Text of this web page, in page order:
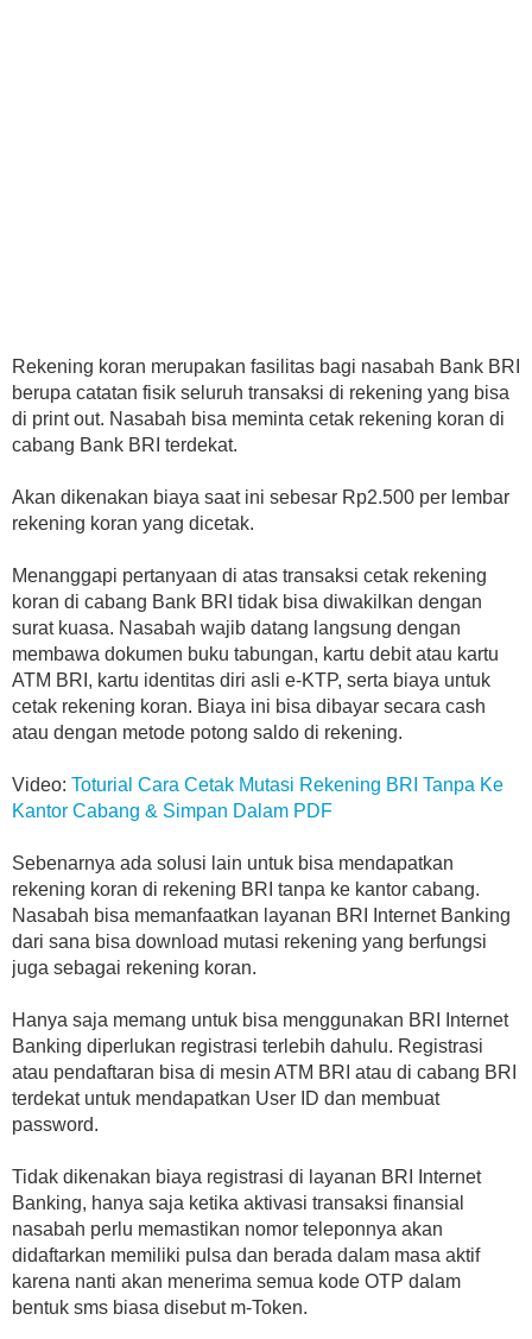
Rekening koran merupakan fasilitas bagi nasabah Bank BRI
berupa catatan fisik seluruh transaksi di rekening yang bisa
di print out. Nasabah bisa meminta cetak rekening koran di
cabang Bank BRI terdekat.
Akan dikenakan biaya saat ini sebesar Rp2.500 per lembar
rekening koran yang dicetak.
Menanggapi pertanyaan di atas transaksi cetak rekening
koran di cabang Bank BRI tidak bisa diwakilkan dengan
surat kuasa. Nasabah wajib datang langsung dengan
membawa dokumen buku tabungan, kartu debit atau kartu
ATM BRI, kartu identitas diri asli e-KTP, serta biaya untuk
cetak rekening koran. Biaya ini bisa dibayar secara cash
atau dengan metode potong saldo di rekening.
Video: Toturial Cara Cetak Mutasi Rekening BRI Tanpa Ke
Kantor Cabang & Simpan Dalam PDF
Sebenarnya ada solusi lain untuk bisa mendapatkan
rekening koran di rekening BRI tanpa ke kantor cabang.
Nasabah bisa memanfaatkan layanan BRI Internet Banking
dari sana bisa download mutasi rekening yang berfungsi
juga sebagai rekening koran.
Hanya saja memang untuk bisa menggunakan BRI Internet
Banking diperlukan registrasi terlebih dahulu. Registrasi
atau pendaftaran bisa di mesin ATM BRI atau di cabang BRI
terdekat untuk mendapatkan User ID dan membuat
password.
Tidak dikenakan biaya registrasi di layanan BRI Internet
Banking, hanya saja ketika aktivasi transaksi finansial
nasabah perlu memastikan nomor teleponnya akan
didaftarkan memiliki pulsa dan berada dalam masa aktif
karena nanti akan menerima semua kode OTP dalam
bentuk sms biasa disebut m-Token.